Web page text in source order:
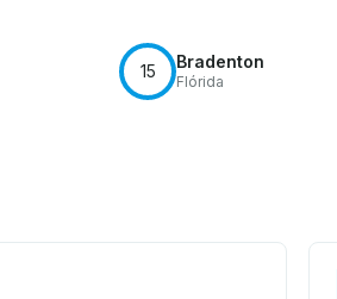
15 Bradenton
Flórida